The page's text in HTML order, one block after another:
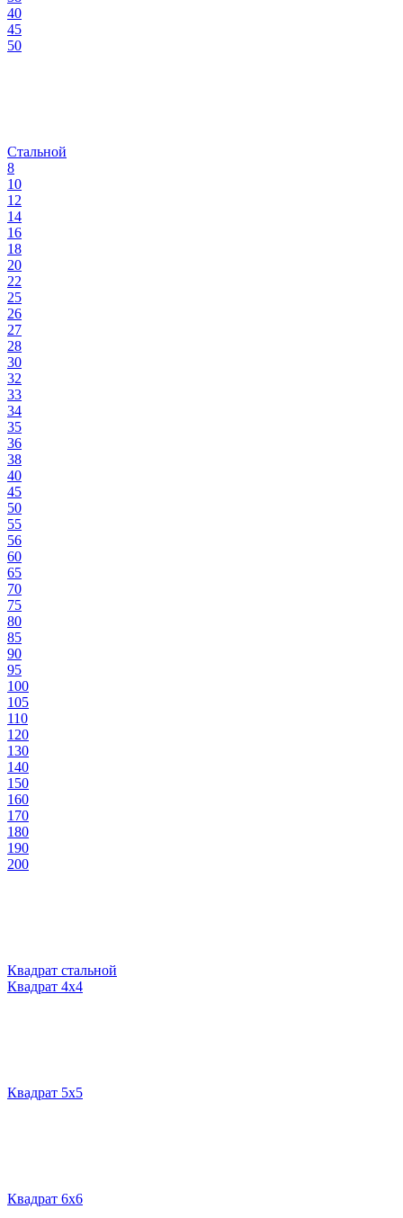
40
45
50
Стальной
8
10
12
14
16
18
20
22
25
26
27
28
30
32
33
34
35
36
38
40
45
50
55
56
60
65
70
75
80
85
90
95
100
105
110
120
130
140
150
160
170
180
190
200
Квадрат стальной
Квадрат 4х4
Квадрат 5х5
Квадрат 6х6